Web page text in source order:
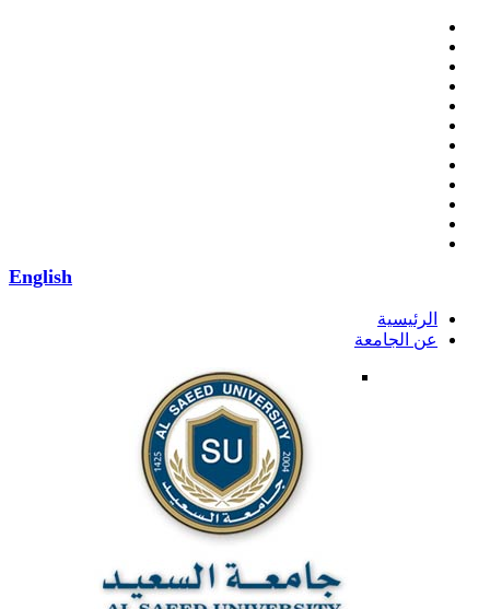
English
الرئيسية
عن الجامعة